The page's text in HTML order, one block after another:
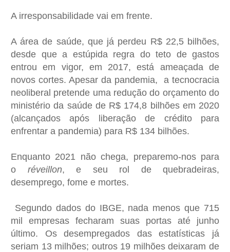
A irresponsabilidade vai em frente.
A área de saúde, que já perdeu R$ 22,5 bilhões,
desde que a estúpida regra do teto de gastos
entrou em vigor, em 2017, está ameaçada de
novos cortes. Apesar da pandemia, a tecnocracia
neoliberal pretende uma redução do orçamento do
ministério da saúde de R$ 174,8 bilhões em 2020
(alcançados após liberação de crédito para
enfrentar a pandemia) para R$ 134 bilhões.
Enquanto 2021 não chega, preparemo-nos para
o réveillon, e seu rol de quebradeiras,
desemprego, fome e mortes.
Segundo dados do IBGE, nada menos que 715
mil empresas fecharam suas portas até junho
último. Os desempregados das estatísticas já
seriam 13 milhões; outros 19 milhões deixaram de